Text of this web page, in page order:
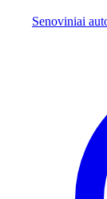
Senoviniai